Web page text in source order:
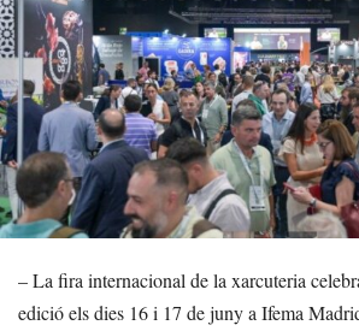
– La fira internacional de la xarcuteria
edició els dies 16 i 17 de juny a Ifema